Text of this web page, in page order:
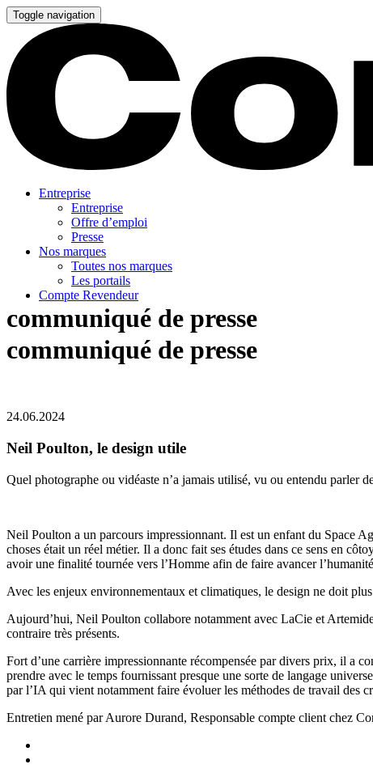
Toggle navigation
Entreprise
Entreprise
Offre d’emploi
Presse
Nos marques
Toutes nos marques
Les portails
Compte Revendeur
communiqué de presse
communiqué de presse
24.06.2024
Neil Poulton, le design utile
Quel photographe ou vidéaste n’a jamais utilisé, vu ou entendu parler
Neil Poulton a un parcours impressionnant. Il est un enfant du Space
choses était un réel métier. Il a donc fait ses études dans ce sens en
avoir une finalité tournée vers l’Homme afin de faire avancer
Avec les enjeux environnementaux et climatiques, le design ne doit
Aujourd’hui, Neil Poulton collabore notamment avec LaCie et
contraire très présents.
Fort d’une carrière impressionnante récompensée par divers prix, il a
prendre avec le temps fournissant presque une sorte de langage
par l’IA qui vient notamment faire évoluer les méthodes de travail des
Entretien mené par Aurore Durand, Responsable compte client chez